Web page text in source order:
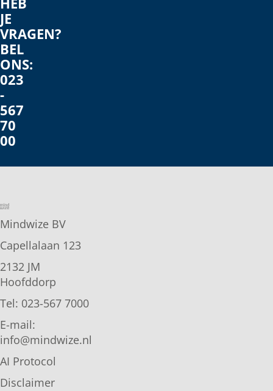
JE
VRAGEN?
BEL
ONS:
023
-
567
70
00
Mindwize BV
Capellalaan 123
2132 JM
Hoofddorp
Tel: 023-567 7000
E-mail:
info@mindwize.nl
AI Protocol
Disclaimer